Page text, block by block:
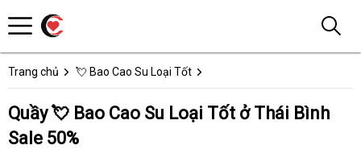
Trang chủ 💘 Bao Cao Su Loại Tốt
Quầy 💘 Bao Cao Su Loại Tốt ở Thái Bình
Sale 50%